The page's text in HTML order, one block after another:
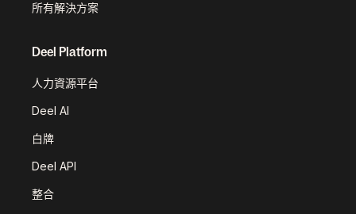
所有解決方案
Deel Platform
人力資源平台
Deel AI
白牌
Deel API
整合